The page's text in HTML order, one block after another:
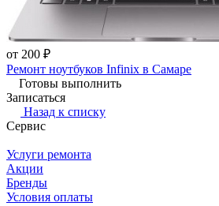
от 200 ₽
Ремонт ноутбуков Infinix в Самаре
Готовы выполнить
Записаться
Назад к списку
Сервис
Услуги ремонта
Акции
Бренды
Условия оплаты